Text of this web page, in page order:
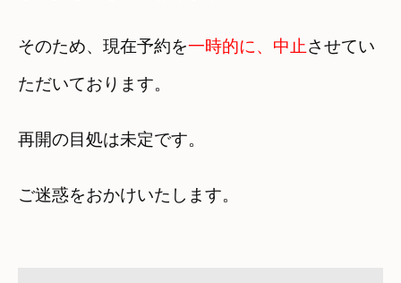
そのため、現在予約を一時的に、中止させてい
ただいております。
再開の目処は未定です。
ご迷惑をおかけいたします。